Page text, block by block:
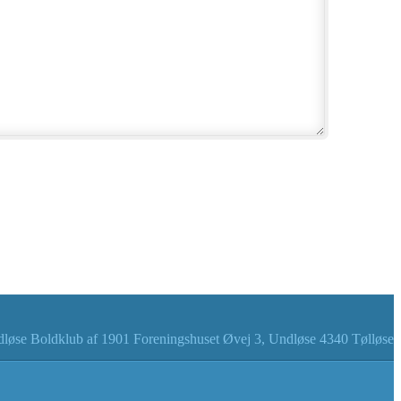
Boldklub af 1901 Foreningshuset Øvej 3, Undløse 4340 Tølløse